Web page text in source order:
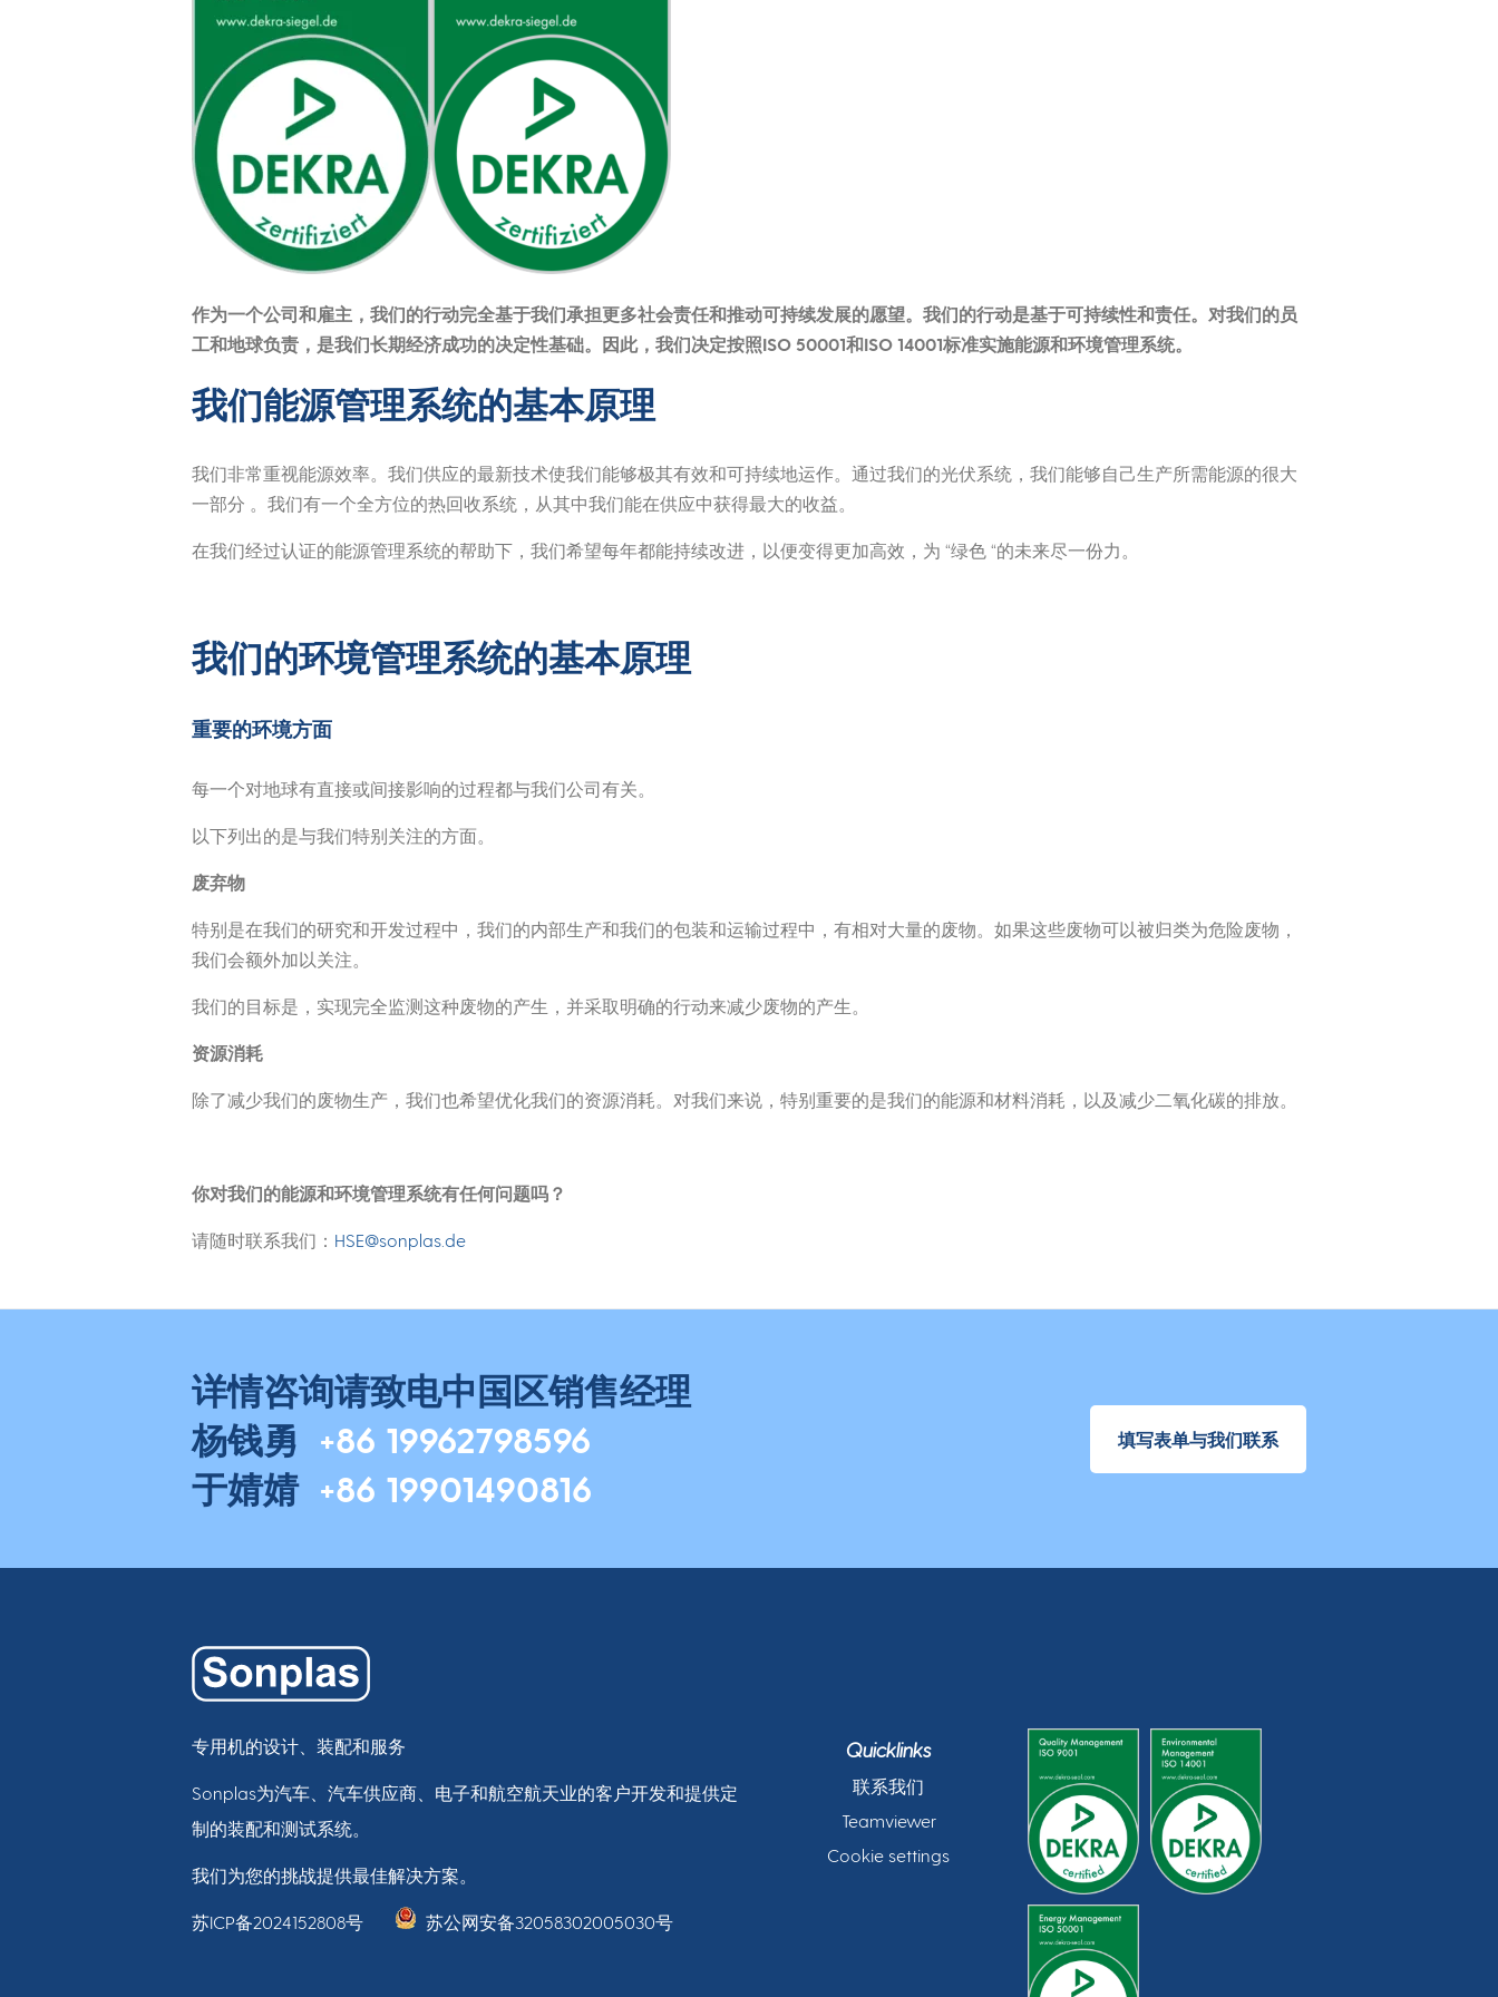
作为一个公司和雇主，我们的行动完全基于我们承担更多社会责任和推动可持续发展的愿望。我们的行动是基于可持续性和责任。对我们的员
工和地球负责，是我们长期经济成功的决定性基础。因此，我们决定按照ISO 50001和ISO 14001标准实施能源和环境管理系统。
我们能源管理系统的基本原理
我们非常重视能源效率。我们供应的最新技术使我们能够极其有效和可持续地运作。通过我们的光伏系统，我们能够自己生产所需能源的很大
一部分 。我们有一个全方位的热回收系统，从其中我们能在供应中获得最大的收益。
在我们经过认证的能源管理系统的帮助下，我们希望每年都能持续改进，以便变得更加高效，为 “绿色 “的未来尽一份力。
我们的环境管理系统的基本原理
重要的环境方面
每一个对地球有直接或间接影响的过程都与我们公司有关。
以下列出的是与我们特别关注的方面。
废弃物
特别是在我们的研究和开发过程中，我们的内部生产和我们的包装和运输过程中，有相对大量的废物。如果这些废物可以被归类为危险废物，
我们会额外加以关注。
我们的目标是，实现完全监测这种废物的产生，并采取明确的行动来减少废物的产生。
资源消耗
除了减少我们的废物生产，我们也希望优化我们的资源消耗。对我们来说，特别重要的是我们的能源和材料消耗，以及减少二氧化碳的排放。
你对我们的能源和环境管理系统有任何问题吗？
请随时联系我们： HSE@sonplas.de
详情咨询请致电中国区销售经理
杨钱勇 +86 19962798596
于婧婧 +86 19901490816
填写表单与我们联系
专用机的设计、装配和服务
Sonplas为汽车、汽车供应商、电子和航空航天业的客户开发和提供定
制的装配和测试系统。
我们为您的挑战提供最佳解决方案。
苏ICP备2024152808号 苏公网安备32058302005030号
Quicklinks
联系我们
Teamviewer
Cookie settings